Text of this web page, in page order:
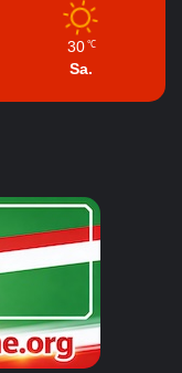
30 ℃
Sa.